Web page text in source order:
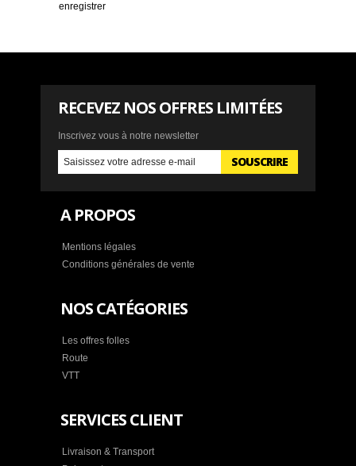
enregistrer
RECEVEZ NOS OFFRES LIMITÉES
Inscrivez vous à notre newsletter
SOUSCRIRE
A PROPOS
Mentions légales
Conditions générales de vente
NOS CATÉGORIES
Les offres folles
Route
VTT
SERVICES CLIENT
Livraison & Transport